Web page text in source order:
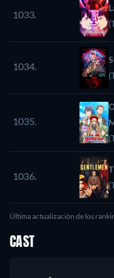
1033.
1034.
1035.
1036.
Última actualización de los
CAST